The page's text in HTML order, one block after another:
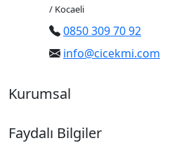
/ Kocaeli
0850 309 70 92
info@cicekmi.com
Kurumsal
Faydalı Bilgiler